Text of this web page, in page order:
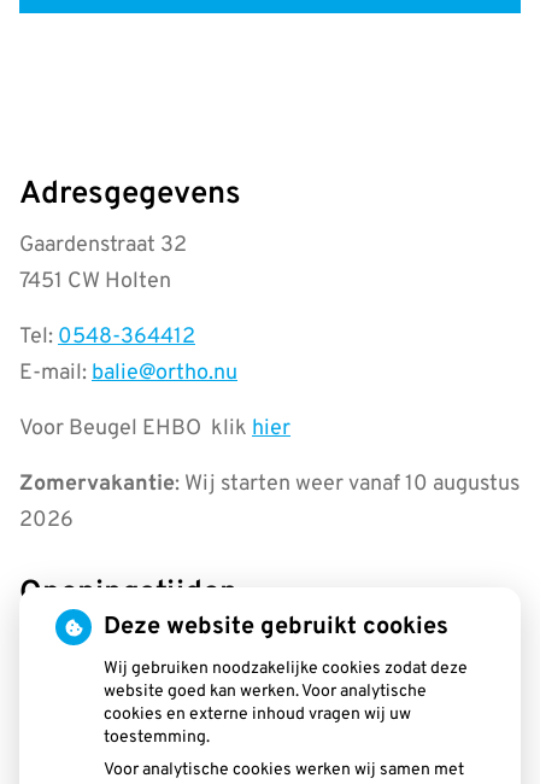
Adresgegevens
Gaardenstraat 32
7451 CW Holten
Tel:0548-364412
E-mail:balie@ortho.nu
Voor Beugel EHBO klik hier
Zomervakantie: Wij starten weer vanaf 10 augustus
2026
Openingstijden
Maandag: 08.30 tot
- 13.00
13.30tot
- 16.30
08.30tot
- 13.00
13.30 tot
- 16.30
tot
Deze website gebruikt cookies
Wij gebruiken noodzakelijke cookies zodat deze
website goed kan werken. Voor analytische
cookies en externe inhoud vragen wij uw
toestemming.
Voor analytische cookies werken wij samen met